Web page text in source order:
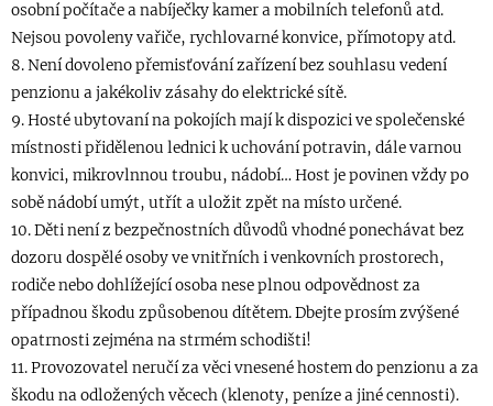
osobní počítače a nabíječky kamer a mobilních telefonů atd.
Nejsou povoleny vařiče, rychlovarné konvice, přímotopy atd.
8. Není dovoleno přemisťování zařízení bez souhlasu vedení
penzionu a jakékoliv zásahy do elektrické sítě.
9. Hosté ubytovaní na pokojích mají k dispozici ve společenské
místnosti přidělenou lednici k uchování potravin, dále varnou
konvici, mikrovlnnou troubu, nádobí… Host je povinen vždy po
sobě nádobí umýt, utřít a uložit zpět na místo určené.
10. Děti není z bezpečnostních důvodů vhodné ponechávat bez
dozoru dospělé osoby ve vnitřních i venkovních prostorech,
rodiče nebo dohlížející osoba nese plnou odpovědnost za
případnou škodu způsobenou dítětem. Dbejte prosím zvýšené
opatrnosti zejména na strmém schodišti!
11. Provozovatel neručí za věci vnesené hostem do penzionu a za
škodu na odložených věcech (klenoty, peníze a jiné cennosti).